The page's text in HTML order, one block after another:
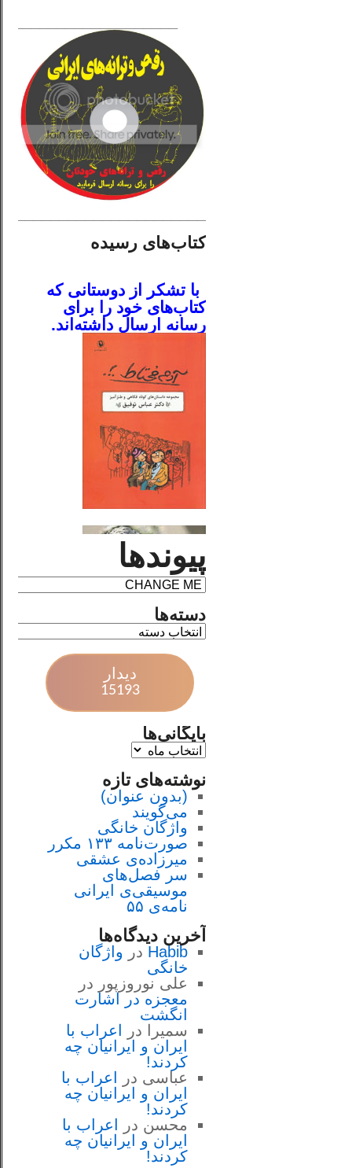
کتاب‌های رسیده
با تشکر از دوستانی که
کتاب‌های خود را برای
رسانه ارسال داشته‌اند.
پیوندها
دسته‌ها
دیدار
15193
بایگانی‌ها
نوشته‌های تازه
(بدون عنوان)
می‌گویند
واژگان خانگی
صورت‌نامه ۱۳۳ مکرر
میرزاده‌ی عشقی
سر فصل‌هاى
موسيقى‌ی ايرانى
نامه‌ی ۵۵
آخرین دیدگاه‌ها
Habib در واژگان
خانگی
علی نوروزپور در
معجزه در اشارت
انگشت
سمیرا
در
اعراب با
ايران و ايرانيان چه
كردند!
عباسی در
اعراب با
ايران و ايرانيان چه
كردند!
محسن در
اعراب با
ايران و ايرانيان چه
كردند!